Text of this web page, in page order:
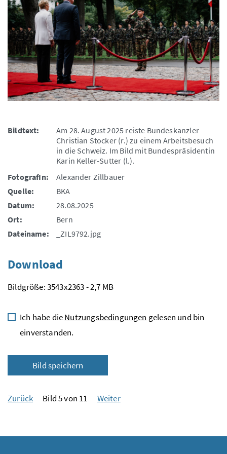
Bildtext:
Am 28. August 2025 reiste Bundeskanzler
Christian Stocker (r.) zu einem Arbeitsbesuch
in die Schweiz. Im Bild mit Bundespräsidentin
Karin Keller-Sutter (l.).
FotografIn:
Alexander Zillbauer
Quelle:
BKA
Datum:
28.08.2025
Ort:
Bern
Dateiname:
_ZIL9792.jpg
Download
Bildgröße: 3543x2363 - 2,7 MB
Ich habe dieNutzungsbedingungen gelesen und bin
einverstanden.
Bild speichern
Zurück Bild 5 von 11 Weiter